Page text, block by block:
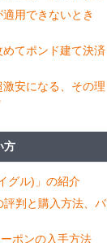
用できないとき
てポンド建て決済
安になる、その理
方
グル)」の紹介
判と購入方法、バ
ポンの入手方法